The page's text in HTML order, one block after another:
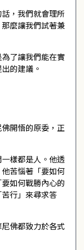
，我們就會理所
麼讓我們試著兼
了讓我們能在實
的建議。
開悟的原委，正
樣都是人。他透
苦惱著「要如何
如何戰勝內心的
行」來尋求答
佛都致力於各式